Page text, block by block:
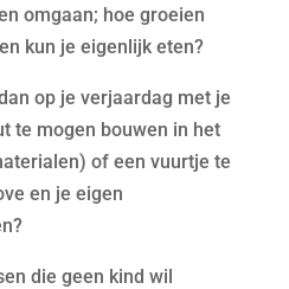
omgaan; hoe groeien
kun je eigenlijk eten?
op je verjaardag met je
te mogen bouwen in het
of een vuurtje te
en je eigen
die geen kind wil